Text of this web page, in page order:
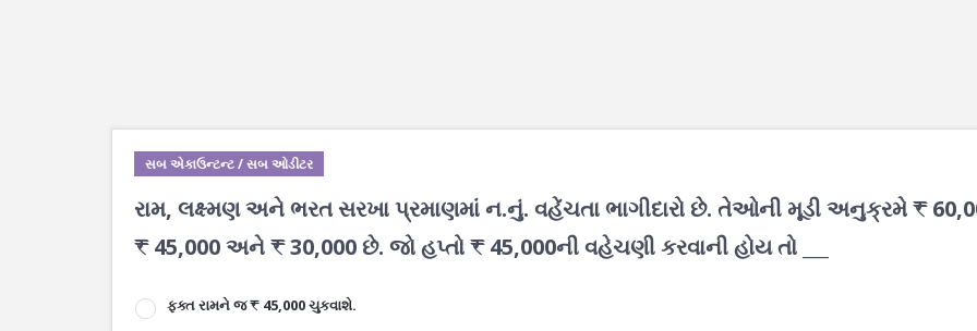
સબ એકાઉન્ટન્ટ / સબ ઓડીટર
રામ, લક્ષ્મણ અને ભરત સરખા પ્રમાણમાં ન.નું. વહેંચતા ભાગીદારો છે. તેઓની મૂડી અનુક્રમે ₹
₹ 45,000 અને ₹ 30,000 છે. જો હપ્તો ₹ 45,000ની વહેચણી કરવાની હોય તો ___
ફક્ત રામને જ ₹ 45,000 ચુકવાશે.